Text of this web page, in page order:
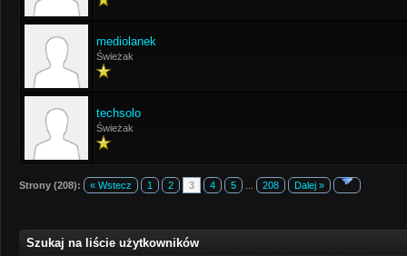
mediolanek
Świeżak
techsolo
Świeżak
Strony (208): « Wstecz 1 2 3 4 5 208 Dalej »
Szukaj na liście użytkowników